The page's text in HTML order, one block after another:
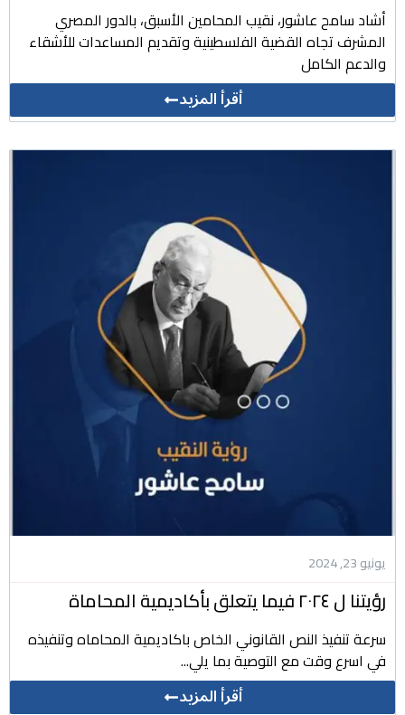
أشاد سامح عاشور، نقيب المحامين الأسبق، بالدور المصري
المشرف تجاه القضية الفلسطينية وتقديم المساعدات للأشقاء
والدعم الكامل
أقرأ المزيد
يونيو 23, 2024
رؤيتنا ل ٢٠٢٤ فيما يتعلق بأكاديمية المحاماة
سرعة تنفيذ النص القانوني الخاص باكاديمية المحاماه وتنفيذه
في اسرع وقت مع التوصية بما يلي...
أقرأ المزيد